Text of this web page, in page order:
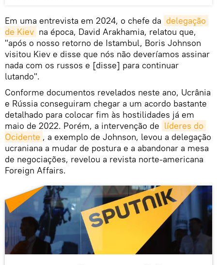
Em uma entrevista em 2024, o chefe da delegação
de Kiev na época, David Arakhamia, relatou que,
"após o nosso retorno de Istambul, Boris Johnson
visitou Kiev e disse que nós não deveríamos assinar
nada com os russos e [disse] para continuar
lutando".
Conforme documentos revelados neste ano, Ucrânia
e Rússia conseguiram chegar a um acordo bastante
detalhado para colocar fim às hostilidades já em
maio de 2022. Porém, a intervenção de líderes do
Ocidente , a exemplo de Johnson, levou a delegação
ucraniana a mudar de postura e a abandonar a mesa
de negociações, revelou a revista norte-americana
Foreign Affairs.